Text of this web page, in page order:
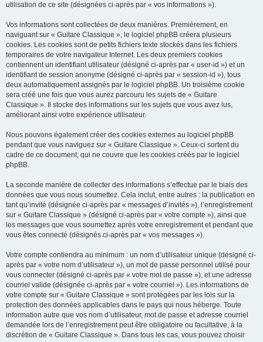
utilisation de ce site (désignées ci-après par « vos informations »).
Vos informations sont collectées de deux manières. Premièrement, en
naviguant sur « Guitare Classique », le logiciel phpBB créera plusieurs
cookies. Les cookies sont de petits fichiers texte stockés dans les fichiers
temporaires de votre navigateur Internet. Les deux premiers cookies
contiennent un identifiant utilisateur (désigné ci-après par « user-id ») et un
identifiant de session anonyme (désigné ci-après par « session-id »), tous
deux automatiquement assignés par le logiciel phpBB. Un troisième cookie
sera créé une fois que vous aurez parcouru les sujets de « Guitare
Classique ». Il stocke des informations sur les sujets que vous avez lus,
améliorant ainsi votre expérience utilisateur.
Nous pouvons également créer des cookies externes au logiciel phpBB
pendant que vous naviguez sur « Guitare Classique ». Ceux-ci sortent du
cadre de ce document, qui ne couvre que les cookies créés par le logiciel
phpBB.
La seconde manière de collecter des informations s’effectue par le biais des
données que vous nous soumettez. Cela inclut, entre autres : la publication en
tant qu’invité (désignée ci-après par « messages d’invités »), l’enregistrement
sur « Guitare Classique » (désigné ci-après par « votre compte »), ainsi que
les messages que vous soumettez après votre enregistrement et pendant que
vous êtes connecté (désignés ci-après par « vos messages »).
Votre compte contiendra au minimum : un nom d’utilisateur unique (désigné ci-
après par « votre nom d’utilisateur »), un mot de passe personnel utilisé pour
vous connecter (désigné ci-après par « votre mot de passe »), et une adresse
courriel valide (désignée ci-après par « votre courriel »). Les informations de
votre compte sur « Guitare Classique » sont protégées par les lois sur la
protection des données applicables dans le pays qui nous héberge. Toute
information autre que vos nom d’utilisateur, mot de passe et adresse courriel
demandée lors de l’enregistrement peut être obligatoire ou facultative, à la
discrétion de « Guitare Classique ». Dans tous les cas, vous pouvez choisir